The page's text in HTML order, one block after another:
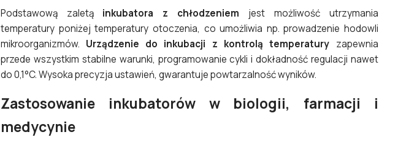
Podstawową zaletą inkubatora z chłodzeniem jest możliwość utrzymania
temperatury poniżej temperatury otoczenia, co umożliwia np. prowadzenie hodowli
mikroorganizmów. Urządzenie do inkubacji z kontrolą temperatury zapewnia
przede wszystkim stabilne warunki, programowanie cykli i dokładność regulacji nawet
do 0,1°C. Wysoka precyzja ustawień, gwarantuje powtarzalność wyników.
Zastosowanie inkubatorów w biologii, farmacji i
medycynie